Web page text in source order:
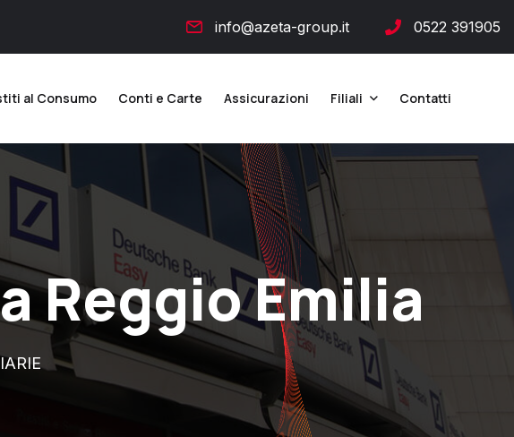
info@azeta-group.it 0522 391905
al Consumo Conti e Carte Assicurazioni Filiali Contatti
Reggio Emilia